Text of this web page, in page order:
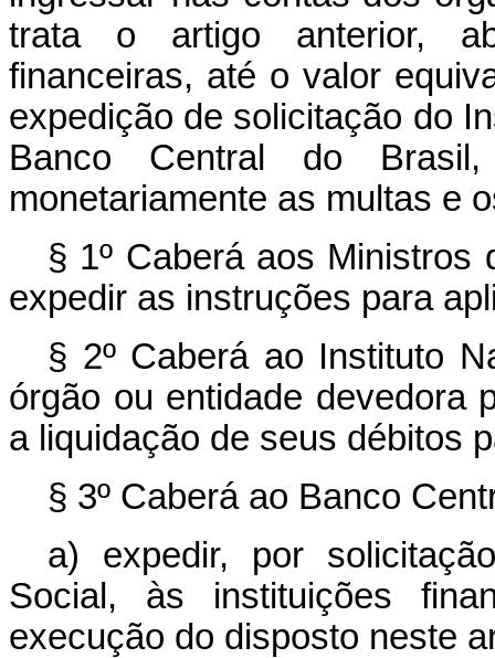
trata o artigo anterior,
financeiras, até o valor
expedição de solicitação do
Banco Central do
monetariamente as multas e
§ 1º Caberá aos Ministros
expedir as instruções para
§ 2º Caberá ao Instituto
órgão ou entidade devedora
a liquidação de seus débitos
§ 3º Caberá ao Banco
a) expedir, por
Social, às instituições
execução do disposto neste